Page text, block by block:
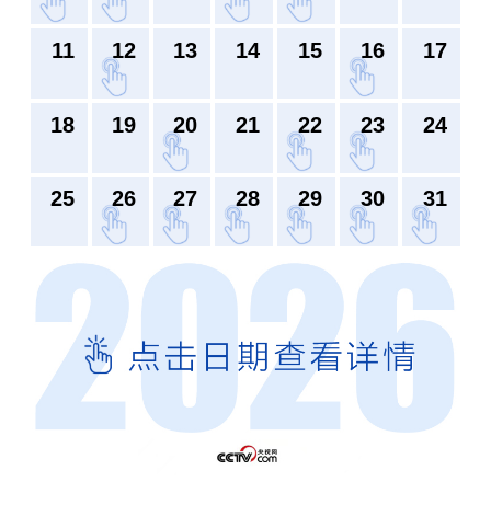
11 12 13 14 15 16 17
18 19 20 21 22 23 24
25 26 27 28 29 30 31